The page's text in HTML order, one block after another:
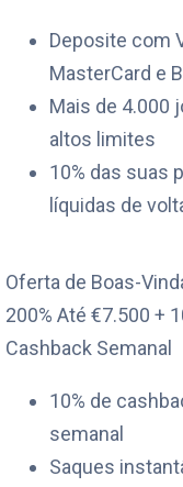
Deposite com
MasterCard e
Mais de 4.000
altos limites
10% das suas
líquidas de
Oferta de Boas-
200% Até €7.500 +
Cashback Semanal
10% de
semanal
Saques